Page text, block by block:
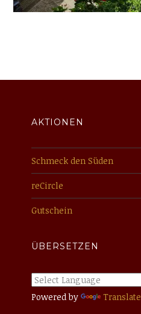
AKTIONEN
Schmeck den Süden
reCircle
Gutschein
ÜBERSETZEN
Powered by Translate